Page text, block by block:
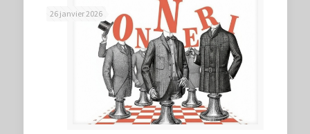
26 janvier 2026